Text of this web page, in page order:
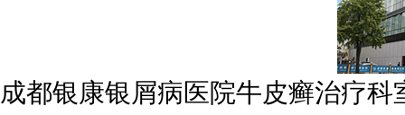
成都银康银屑病医院牛皮癣治疗